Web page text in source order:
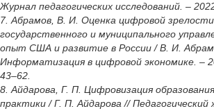
Журнал педагогических исследований. –
7. Абрамов, В. И. Оценка цифровой
государственного и муниципального
опыт США и развитие в России / В. И.
Информатизация в цифровой экономике. –
43–62.
8. Айдарова, Г. П. Цифровизация
практики / Г. П. Айдарова // Педагогический